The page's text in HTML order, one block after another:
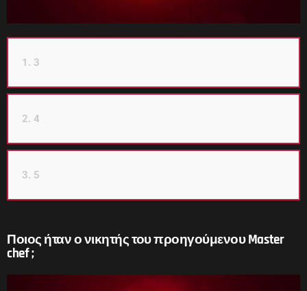
1. 3
2. 4
3. 5
Ποιος ήταν ο νικητής του προηγούμενου Master
chef ;